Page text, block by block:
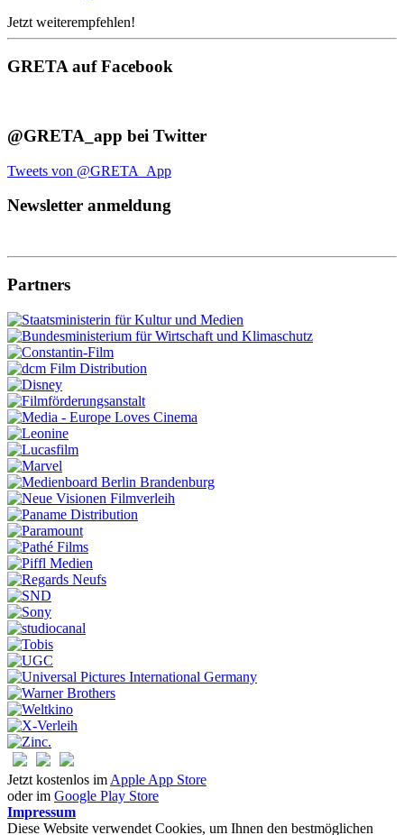
Jetzt weiterempfehlen!
GRETA auf Facebook
@GRETA_app bei Twitter
Tweets von @GRETA_App
Newsletter anmeldung
Partners
Jetzt kostenlos im Apple App Store
oder im Google Play Store
Impressum
Diese Website verwendet Cookies, um Ihnen den bestmöglichen